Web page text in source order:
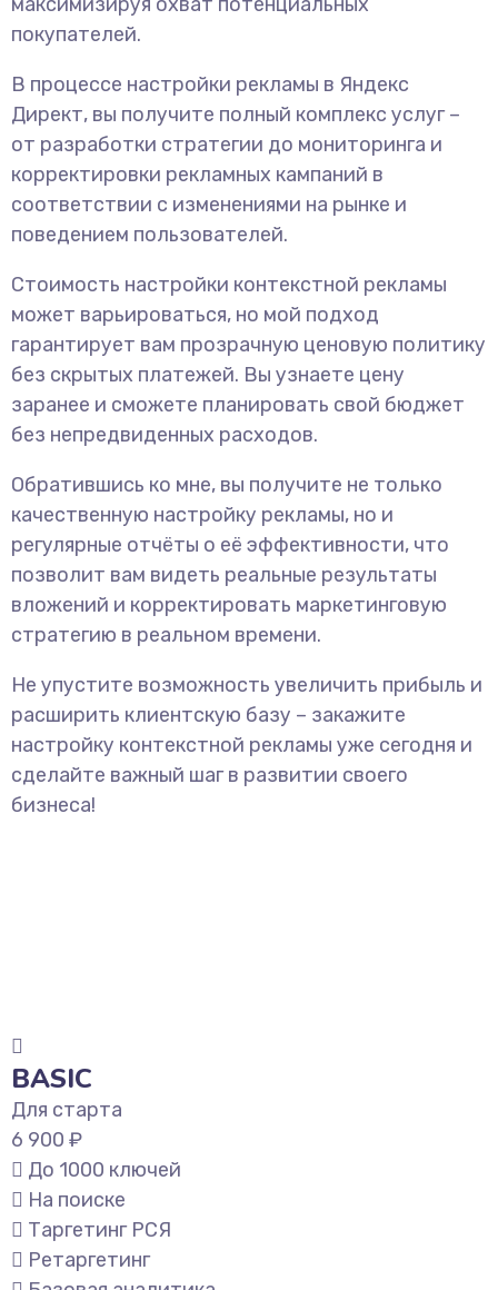
покупателей.
В процессе настройки рекламы в Яндекс
Директ, вы получите полный комплекс услуг –
от разработки стратегии до мониторинга и
корректировки рекламных кампаний в
соответствии с изменениями на рынке и
поведением пользователей.
Стоимость настройки контекстной рекламы
может варьироваться, но мой подход
гарантирует вам прозрачную ценовую политику
без скрытых платежей. Вы узнаете цену
заранее и сможете планировать свой бюджет
без непредвиденных расходов.
Обратившись ко мне, вы получите не только
качественную настройку рекламы, но и
регулярные отчёты о её эффективности, что
позволит вам видеть реальные результаты
вложений и корректировать маркетинговую
стратегию в реальном времени.
Не упустите возможность увеличить прибыль и
расширить клиентскую базу – закажите
настройку контекстной рекламы уже сегодня и
сделайте важный шаг в развитии своего
бизнеса!
BASIC
Для старта
6 900 ₽
До 1000 ключей
На поиске
Таргетинг РСЯ
Ретаргетинг